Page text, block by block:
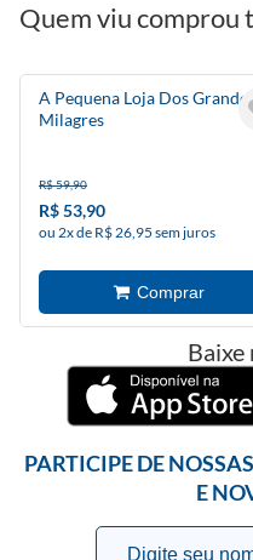
Quem viu comprou
A Pequena Loja Dos
Milagres
R$ 59,90
R$ 53,90
ou 2x de R$ 26,95 sem juros
Baixe
PARTICIPE DE
E